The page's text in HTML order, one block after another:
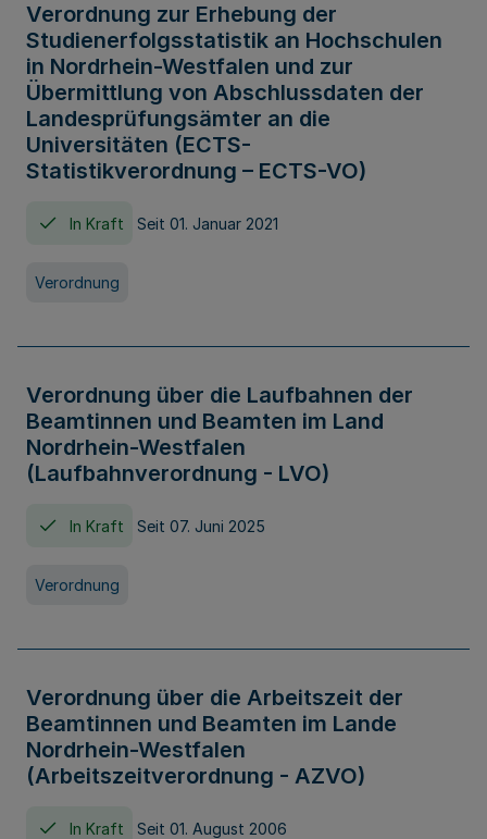
Verordnung zur Erhebung der
Studienerfolgsstatistik an Hochschulen
in Nordrhein-Westfalen und zur
Übermittlung von Abschlussdaten der
Landesprüfungsämter an die
Universitäten (ECTS-
Statistikverordnung – ECTS-VO)
In Kraft Seit 01. Januar 2021
Verordnung
Verordnung über die Laufbahnen der
Beamtinnen und Beamten im Land
Nordrhein-Westfalen
(Laufbahnverordnung - LVO)
In Kraft Seit 07. Juni 2025
Verordnung
Verordnung über die Arbeitszeit der
Beamtinnen und Beamten im Lande
Nordrhein-Westfalen
(Arbeitszeitverordnung - AZVO)
In Kraft Seit 01. August 2006